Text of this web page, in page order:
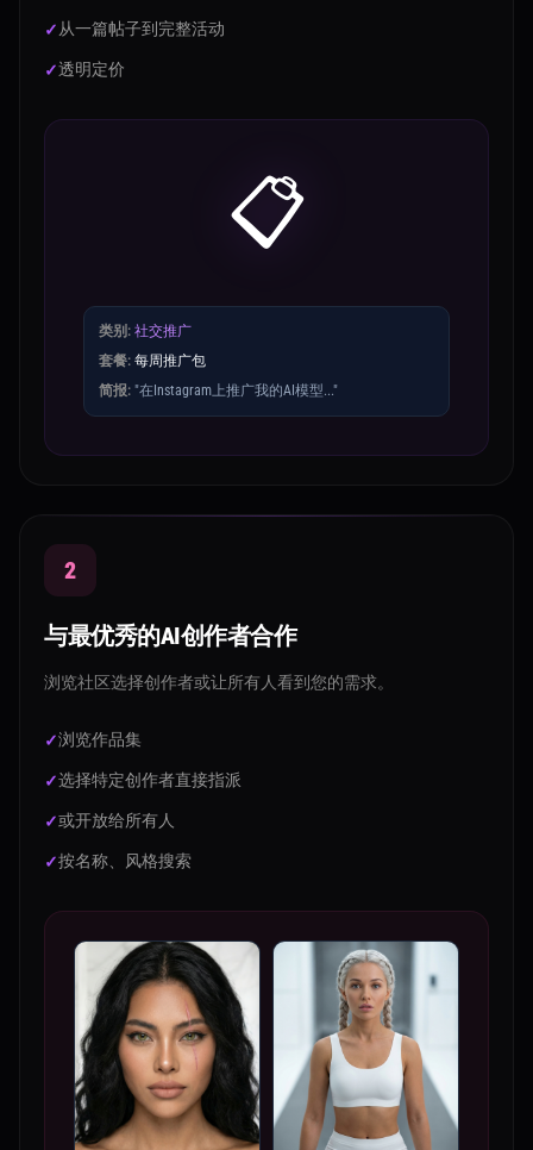
从一篇帖子到完整活动
透明定价
📋
类别: 社交推广
套餐: 每周推广包
简报: "在Instagram上推广我的AI模型..."
2
与最优秀的AI创作者合作
浏览社区选择创作者或让所有人看到您的需求。
浏览作品集
选择特定创作者直接指派
或开放给所有人
按名称、风格搜索